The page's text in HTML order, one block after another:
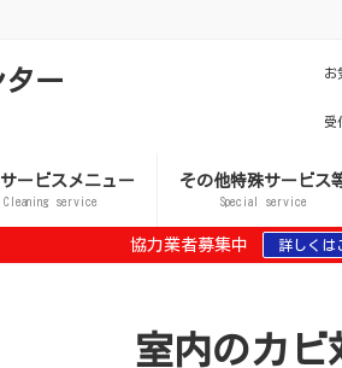
ー お
受
ービスメニュー
Cleaning service
その他特殊サービス
Special service
協力業者募集中 詳しくは
室内のカビ